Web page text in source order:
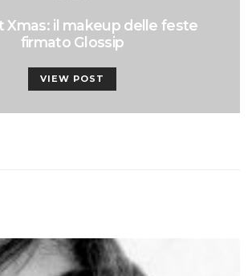
Xmas: il makeup delle feste
firmato Glossip
VIEW POST